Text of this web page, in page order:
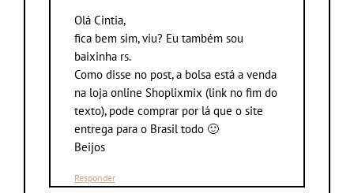
Olá Cintia,
fica bem sim, viu? Eu também sou
baixinha rs.
Como disse no post, a bolsa está a venda
na loja online Shoplixmix (link no fim do
texto), pode comprar por lá que o site
entrega para o Brasil todo 🙂
Beijos
Responder